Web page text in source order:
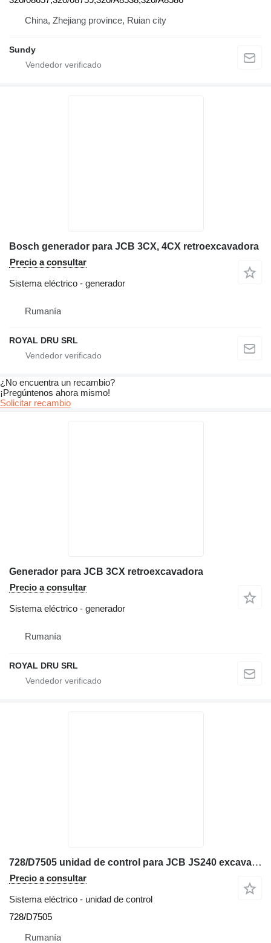
China, Zhejiang province, Ruian city
Sundy
Bosch generador para JCB 3CX, 4CX retroexcavadora
Precio a consultar
Sistema eléctrico - generador
Rumanía
ROYAL DRU SRL
¿No encuentra un recambio?
¡Pregúntenos ahora mismo!
Solicitar recambio
Generador para JCB 3CX retroexcavadora
Precio a consultar
Sistema eléctrico - generador
Rumanía
ROYAL DRU SRL
728/D7505 unidad de control para JCB JS240 excavadora
Precio a consultar
Sistema eléctrico - unidad de control
728/D7505
Rumanía